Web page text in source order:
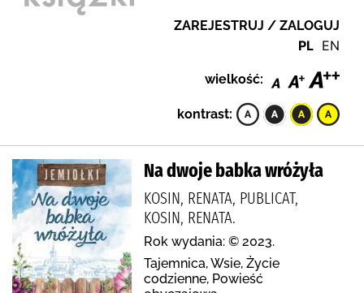
ZAREJESTRUJ / ZALOGUJ
PL EN
wielkość:
kontrast:
Na dwoje babka wróżyła
KOSIN, RENATA, PUBLICAT,
KOSIN, RENATA.
Rok wydania: © 2023.
Tajemnica, Wsie, Życie
codzienne, Powieść